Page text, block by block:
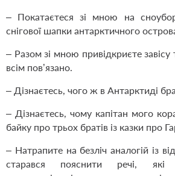
– Покатаєтеся зі мною на
снігової шапки антарктичного
– Разом зі мною привідкриєте завісу
всім пов’язано.
– Дізнаєтесь, чого ж в Антарктиді
– Дізнаєтесь, чому капітан мого
байку про трьох братів із казки про
– Натрапите на безліч аналогій із
старався пояснити речі, які